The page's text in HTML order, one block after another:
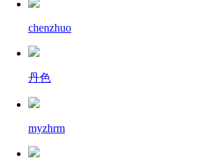
chenzhuo
丹色
myzhrm